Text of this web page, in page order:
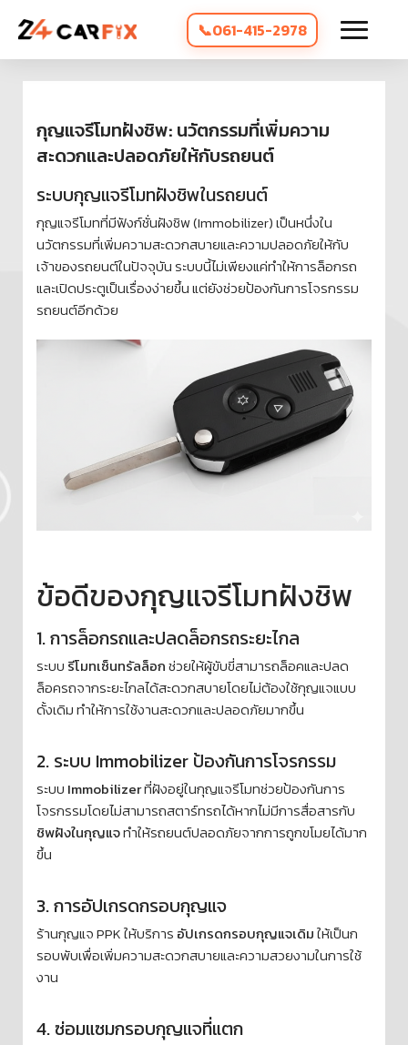
061-415-2978
กุญแจรีโมทฝังชิพ: นวัตกรรมที่เพิ่มความ
สะดวกและปลอดภัยให้กับรถยนต์
ระบบกุญแจรีโมทฝังชิพในรถยนต์
กุญแจรีโมทที่มีฟังก์ชั่นฝังชิพ (Immobilizer) เป็นหนึ่งใน
นวัตกรรมที่เพิ่มความสะดวกสบายและความปลอดภัยให้กับ
เจ้าของรถยนต์ในปัจจุบัน ระบบนี้ไม่เพียงแค่ทำให้การล็อกรถ
และเปิดประตูเป็นเรื่องง่ายขึ้น แต่ยังช่วยป้องกันการโจรกรรม
รถยนต์อีกด้วย
ข้อดีของกุญแจรีโมทฝังชิพ
1. การล็อกรถและปลดล็อกรถระยะไกล
ระบบ รีโมทเซ็นทรัลล็อกช่วยให้ผู้ขับขี่สามารถล็อคและปลด
ล็อครถจากระยะไกลได้สะดวกสบายโดยไม่ต้องใช้กุญแจแบบ
ดั้งเดิม ทำให้การใช้งานสะดวกและปลอดภัยมากขึ้น
2. ระบบ Immobilizer ป้องกันการโจรกรรม
ระบบ Immobilizerที่ฝังอยู่ในกุญแจรีโมทช่วยป้องกันการ
โจรกรรมโดยไม่สามารถสตาร์ทรถได้หากไม่มีการสื่อสารกับ
ชิพฝังในกุญแจทำให้รถยนต์ปลอดภัยจากการถูกขโมยได้มาก
ขึ้น
3. การอัปเกรดกรอบกุญแจ
ร้านกุญแจ PPK ให้บริการ อัปเกรดกรอบกุญแจเดิมให้เป็นก
รอบพับเพื่อเพิ่มความสะดวกสบายและความสวยงามในการใช้
งาน
4. ซ่อมแซมกรอบกุญแจที่แตก